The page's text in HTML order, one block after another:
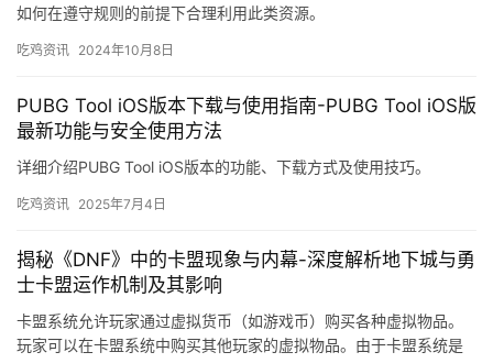
如何在遵守规则的前提下合理利用此类资源。
吃鸡资讯 2024年10月8日
PUBG Tool iOS版本下载与使用指南-PUBG Tool iOS版
最新功能与安全使用方法
详细介绍PUBG Tool iOS版本的功能、下载方式及使用技巧。
吃鸡资讯 2025年7月4日
揭秘《DNF》中的卡盟现象与内幕-深度解析地下城与勇
士卡盟运作机制及其影响
卡盟系统允许玩家通过虚拟货币（如游戏币）购买各种虚拟物品。
玩家可以在卡盟系统中购买其他玩家的虚拟物品。由于卡盟系统是